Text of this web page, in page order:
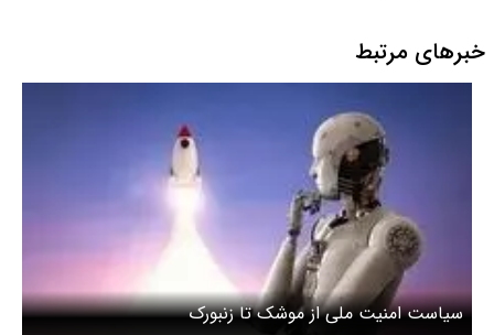
خبرهای مرتبط
سیاست امنیت ملی از موشک تا زنبورک